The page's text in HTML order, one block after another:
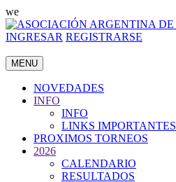
we
INGRESAR REGISTRARSE
MENU
NOVEDADES
INFO
INFO
LINKS IMPORTANTES
PROXIMOS TORNEOS
2026
CALENDARIO
RESULTADOS